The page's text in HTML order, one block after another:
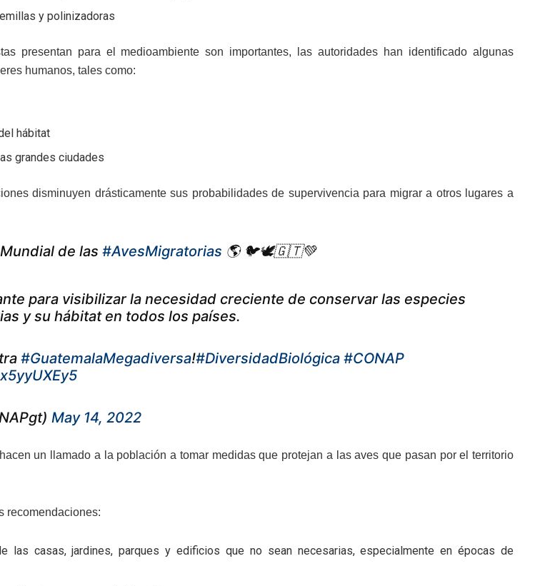
y polinizadoras
presentan para el medioambiente son importantes, las autoridades han identificado algunas
humanos, tales como:
hábitat
grandes ciudades
disminuyen drásticamente sus probabilidades de supervivencia para migrar a otros lugares a
de las #AvesMigratorias 🌎 🐦🕊🇬🇹💚
para visibilizar la necesidad creciente de conservar las especies
y su hábitat en todos los países.
#GuatemalaMegadiversa!#DiversidadBiológica #CONAP
May 14, 2022
un llamado a la población a tomar medidas que protejan a las aves que pasan por el territorio
recomendaciones:
las casas, jardines, parques y edificios que no sean necesarias, especialmente en épocas de